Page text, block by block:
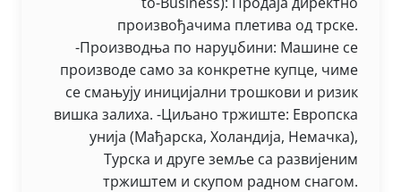
произвођачима плетива од трске.
-Производња по наруџбини: Машине се
производе само за конкретне купце, чиме
се смањују иницијални трошкови и ризик
вишка залиха. -Циљано тржиште: Европска
унија (Мађарска, Холандија, Немачка),
Турска и друге земље са развијеним
тржиштем и скупом радном снагом.